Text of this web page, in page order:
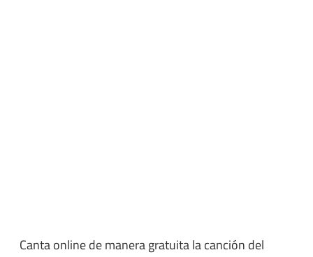
Canta online de manera gratuita la canción del